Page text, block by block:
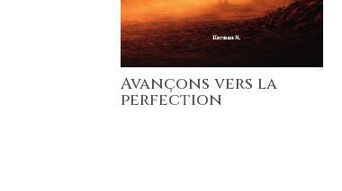
Avançons vers la
perfection